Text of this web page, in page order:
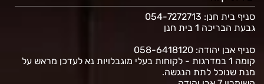
סניף בית חנן: 054-7272713
גבעת הבריכה 1 בית חנן
סניף אבן יהודה: 058-6418120
קומה 1 במדרגות - לקוחות בעלי מוגבלויות נא לעדכן מראש על
מנת שנוכל לתת הנגשה.